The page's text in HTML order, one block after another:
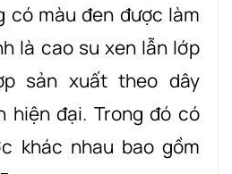
có màu đen được làm
là cao su xen lẫn lớp
sản xuất theo dây
hiện đại. Trong đó có
khác nhau bao gồm